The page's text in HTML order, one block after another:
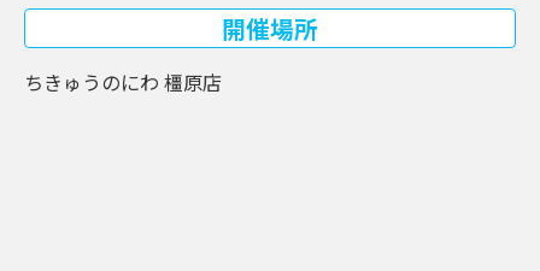
開催場所
ちきゅうのにわ 橿原店